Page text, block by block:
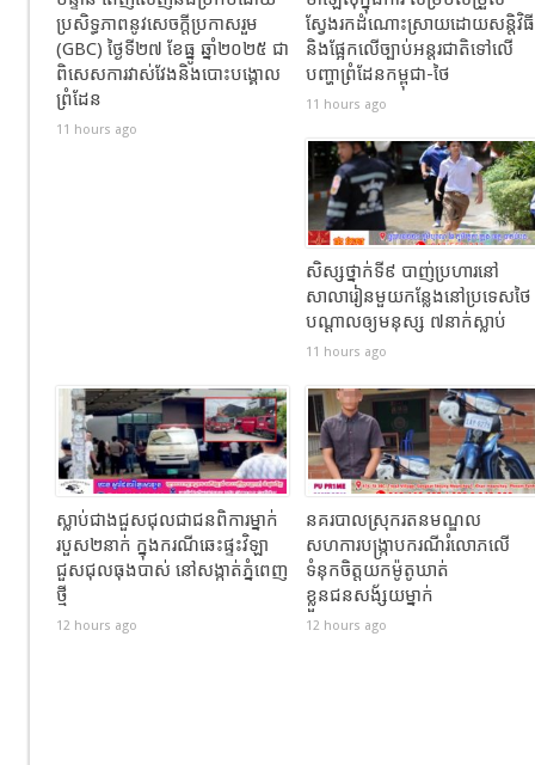
ប្រសិទ្ធភាពនូវសេចក្តីប្រកាសរួម
(GBC) ថ្ងៃទី២៧ ខែធ្នូ ឆ្នាំ២០២៥ ជា
ពិសេសការវាស់វែងនិងបោះបង្គោល
ព្រំដែន
11 hours ago
ស្វែងរកដំណោះស្រាយដោយសន្តិវិធី
និងផ្អែកលើច្បាប់អន្តរជាតិទៅលើ
បញ្ហាព្រំដែនកម្ពុជា-ថៃ
11 hours ago
សិស្សថ្នាក់ទី៩ បាញ់ប្រហារនៅ
សាលារៀនមួយកន្លែងនៅប្រទេសថៃ
បណ្តាលឲ្យមនុស្ស ៧នាក់ស្លាប់
11 hours ago
ស្លាប់ជាងជួសជុលជាជនពិការម្នាក់
របួស២នាក់ ក្នុងករណីឆេះផ្ទះវិឡា
ជួសជុលធុងបាស់ នៅសង្កាត់ភ្នំពេញ
ថ្មី
12 hours ago
នគរបាលស្រុករតនមណ្ឌល
សហការបង្រ្កាបករណីរំលោភលើ
ទំនុកចិត្តយកម៉ូតូឃាត់
ខ្លួនជនសង័្សយម្នាក់
12 hours ago